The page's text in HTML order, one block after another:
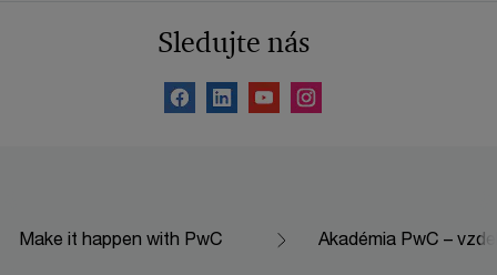
Sledujte nás
Make it happen with PwC Akadémia PwC –